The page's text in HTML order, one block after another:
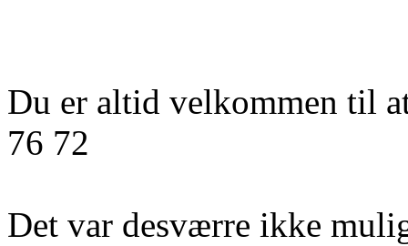
Du er altid velkommen til
76 72
Det var desværre ikke